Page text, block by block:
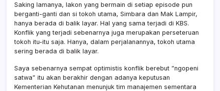
Saking lamanya, lakon yang bermain di setiap episode pun
berganti-ganti dan si tokoh utama, Simbara dan Mak Lampir,
hanya berada di balik layar. Hal yang sama terjadi di KBS.
Konflik yang terjadi sebenarnya juga merupakan perseteruan
tokoh itu-itu saja. Hanya, dalam perjalanannya, tokoh utama
sering berada di balik layar.
Saya sebenarnya sempat optimistis konflik berebut ”ngopeni
satwa” itu akan berakhir dengan adanya keputusan
Kementerian Kehutanan menunjuk tim manajemen sementara